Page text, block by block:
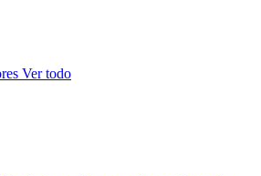
Ver todo